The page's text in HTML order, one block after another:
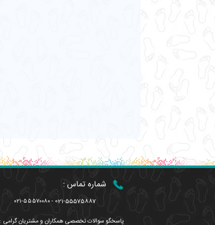
شماره تماس :
۰۲۱-۵۵۵۷۰۰۸۰ - 021-55575887
پاسخگو سوالات تخصصی همکاران و مشتریان گرامی :